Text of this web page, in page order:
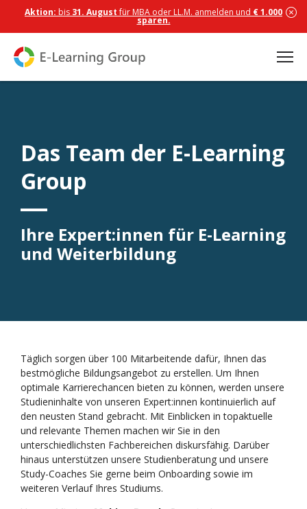
Aktion: bis 31. Augustfür MBA oder LL.M. anmelden und € 1.000
sparen.
Das Team der E-Learning
Group
Ihre Expert:innen für E-Learning
und Weiterbildung
Täglich sorgen über 100 Mitarbeitende dafür, Ihnen das
bestmögliche Bildungsangebot zu erstellen. Um Ihnen
optimale Karrierechancen bieten zu können, werden unsere
Studieninhalte von unseren Expert:innen kontinuierlich auf
den neusten Stand gebracht. Mit Einblicken in topaktuelle
und relevante Themen machen wir Sie in den
unterschiedlichsten Fachbereichen diskursfähig. Darüber
hinaus unterstützen unsere Studienberatung und unsere
Study-Coaches Sie gerne beim Onboarding sowie im
weiteren Verlauf Ihres Studiums.